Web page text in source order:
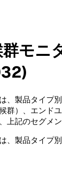
モニ
製品タイプ
群）、エン
記のセグメ
製品タイプ